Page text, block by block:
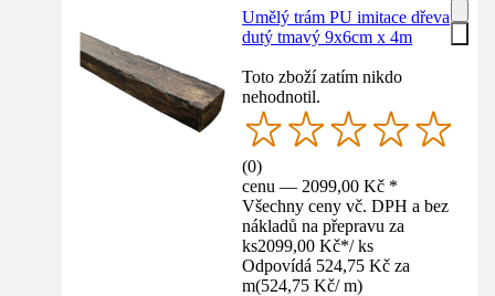
Umělý trám PU imitace dřeva
dutý tmavý 9x6cm x 4m
Toto zboží zatím nikdo
nehodnotil.
(0)
cenu — 2099,00 Kč *
Všechny ceny vč. DPH a bez
nákladů na přepravu za
ks2099,00 Kč*/ ks
Odpovídá 524,75 Kč za
m(524,75 Kč/ m)